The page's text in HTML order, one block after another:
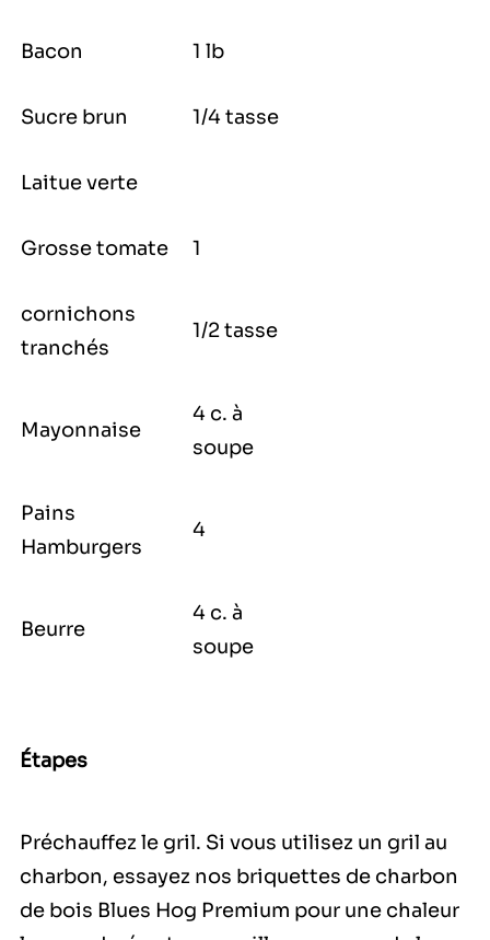
Bacon 1 lb
Sucre brun 1/4 tasse
Laitue verte
Grosse tomate 1
cornichons
tranchés
1/2 tasse
Mayonnaise
4 c. à
soupe
Pains
Hamburgers
4
Beurre
4 c. à
soupe
Étapes
Préchauffez le gril. Si vous utilisez un gril au
charbon, essayez nos briquettes de charbon
de bois Blues Hog Premium pour une chaleur